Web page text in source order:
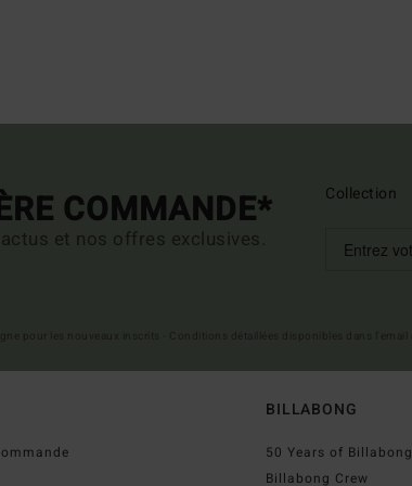
COMMANDE*
et nos offres exclusives.
Collection
BILLABONG
50 Years of Billabong
Billabong Crew